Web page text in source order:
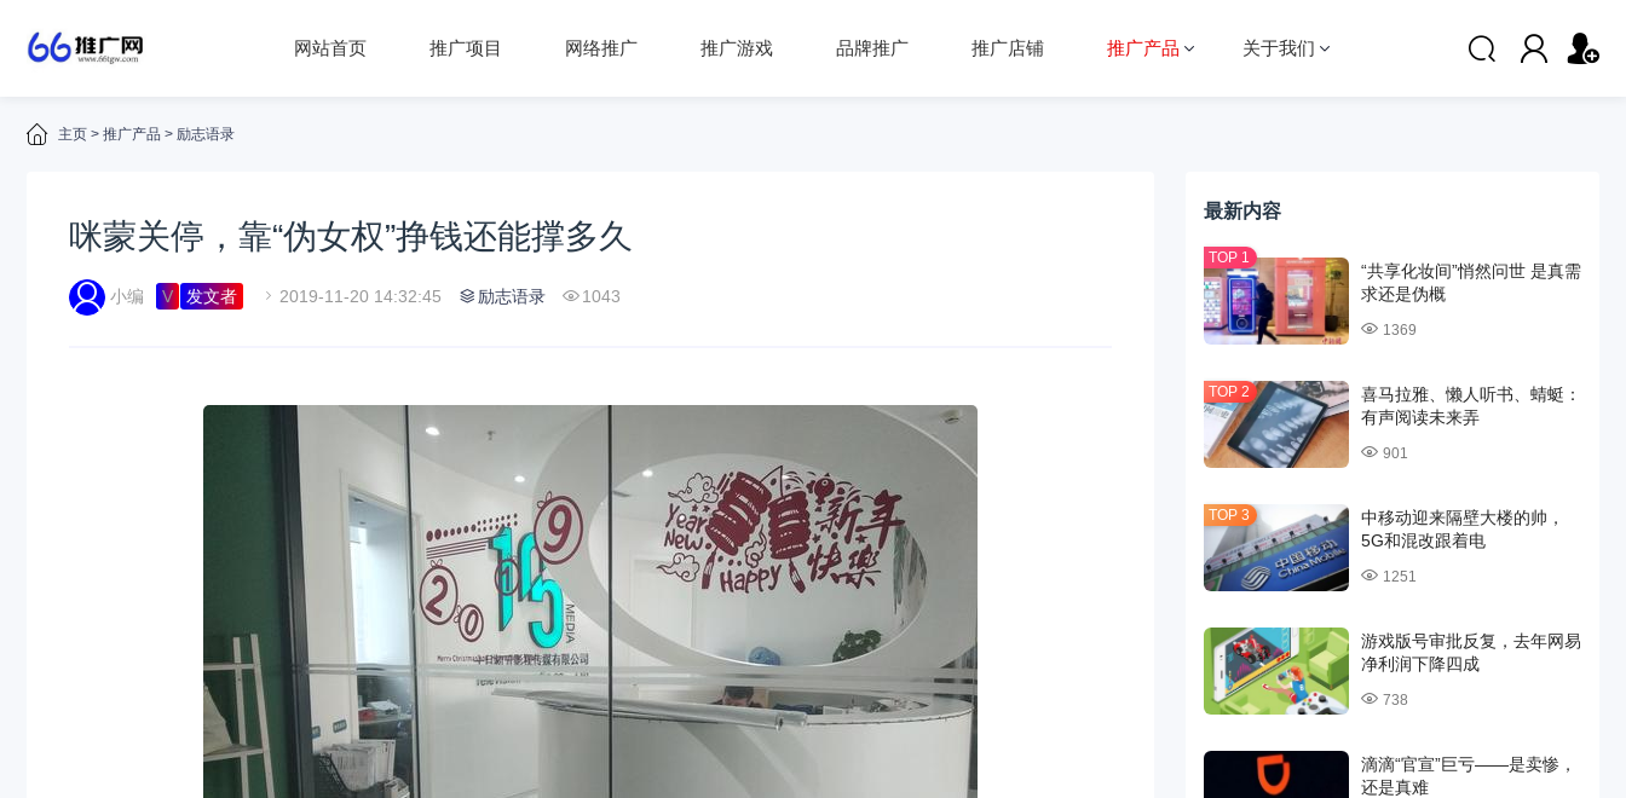
网站首页 推广项目 网络推广 推广游戏 品牌推广 推广店铺 推广产品 关于我们
主页 > 推广产品 > 励志语录
咪蒙关停，靠“伪女权”挣钱还能撑多久
小编 V 发文者 2019-11-20 14:32:45 励志语录 1043
最新内容
“共享化妆间”悄然问世 是真需
求还是伪概
1369
喜马拉雅、懒人听书、蜻蜓：
有声阅读未来弄
901
中移动迎来隔壁大楼的帅，
5G和混改跟着电
1251
游戏版号审批反复，去年网易
净利润下降四成
738
滴滴“官宣”巨亏——是卖惨，
还是真难